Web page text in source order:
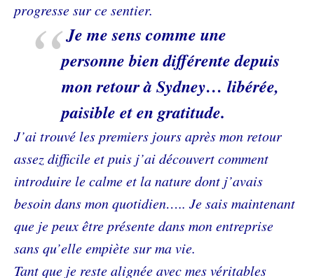
progresse sur ce sentier.
Je me sens comme une
personne bien différente depuis
mon retour à Sydney… libérée,
paisible et en gratitude.
J’ai trouvé les premiers jours après mon retour
assez difficile et puis j’ai découvert comment
introduire le calme et la nature dont j’avais
besoin dans mon quotidien….. Je sais maintenant
que je peux être présente dans mon entreprise
sans qu’elle empiète sur ma vie.
Tant que je reste alignée avec mes véritables